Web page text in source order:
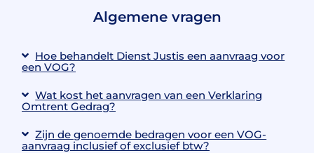
Algemene vragen
Hoe behandelt Dienst Justis een aanvraag voor
een VOG?
Wat kost het aanvragen van een Verklaring
Omtrent Gedrag?
Zijn de genoemde bedragen voor een VOG-
aanvraag inclusief of exclusief btw?